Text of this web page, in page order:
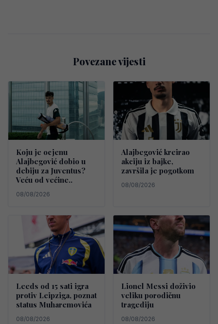
Povezane vijesti
Koju je ocjenu
Alajbegović dobio u
debiju za Juventus?
Veću od većine..
08/08/2026
Alajbegović kreirao
akciju iz bajke,
završila je pogotkom
08/08/2026
Leeds od 15 sati igra
protiv Leipziga, poznat
status Muharemovića
08/08/2026
Lionel Messi doživio
veliku porodičnu
tragediju
08/08/2026